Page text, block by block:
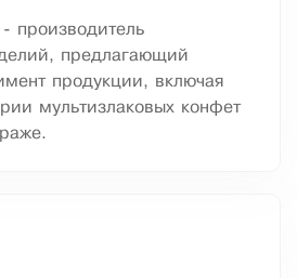
производитель
предлагающий
продукции, включая
мультизлаковых конфет